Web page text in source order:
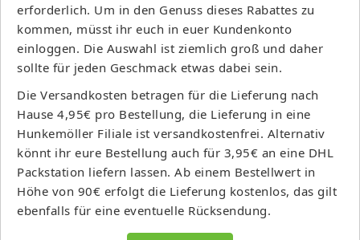
erforderlich. Um in den Genuss dieses Rabattes zu
kommen, müsst ihr euch in euer Kundenkonto
einloggen. Die Auswahl ist ziemlich groß und daher
sollte für jeden Geschmack etwas dabei sein.
Die Versandkosten betragen für die Lieferung nach
Hause 4,95€ pro Bestellung, die Lieferung in eine
Hunkemöller Filiale ist versandkostenfrei. Alternativ
könnt ihr eure Bestellung auch für 3,95€ an eine DHL
Packstation liefern lassen. Ab einem Bestellwert in
Höhe von 90€ erfolgt die Lieferung kostenlos, das gilt
ebenfalls für eine eventuelle Rücksendung.